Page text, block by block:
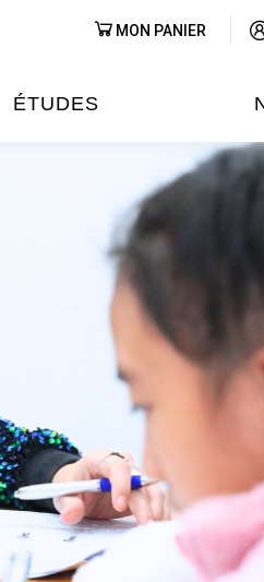
ÉTUDES
ÉTUDES EN FRANCE
FORMATIONS FRANCAISES
FRANCE ALUMNI VIETNAML'IFV À
L'IFV À
L'IFV À
MON PANIER